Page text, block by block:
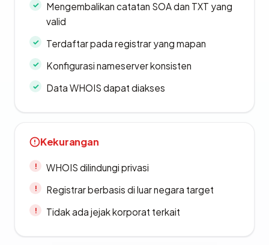
Mengembalikan catatan SOA dan TXT yang
valid
Terdaftar pada registrar yang mapan
Konfigurasi nameserver konsisten
Data WHOIS dapat diakses
Kekurangan
WHOIS dilindungi privasi
Registrar berbasis di luar negara target
Tidak ada jejak korporat terkait